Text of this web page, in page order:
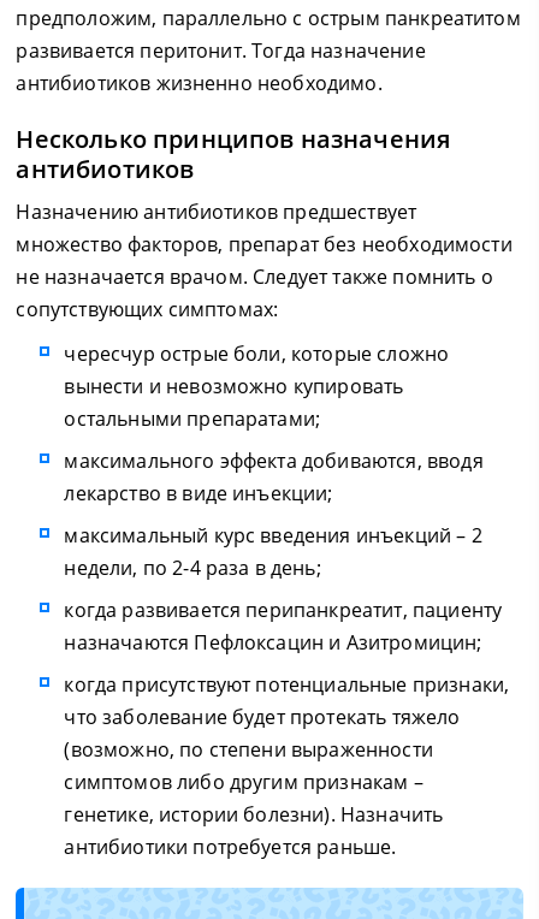
предположим, параллельно с острым панкреатитом
развивается перитонит. Тогда назначение
антибиотиков жизненно необходимо.
Несколько принципов назначения
антибиотиков
Назначению антибиотиков предшествует
множество факторов, препарат без необходимости
не назначается врачом. Следует также помнить о
сопутствующих симптомах:
чересчур острые боли, которые сложно
вынести и невозможно купировать
остальными препаратами;
максимального эффекта добиваются, вводя
лекарство в виде инъекции;
максимальный курс введения инъекций – 2
недели, по 2-4 раза в день;
когда развивается перипанкреатит, пациенту
назначаются Пефлоксацин и Азитромицин;
когда присутствуют потенциальные признаки,
что заболевание будет протекать тяжело
(возможно, по степени выраженности
симптомов либо другим признакам –
генетике, истории болезни). Назначить
антибиотики потребуется раньше.